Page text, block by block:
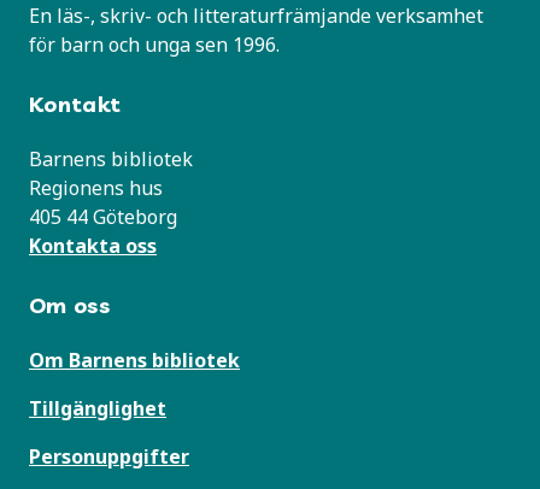
En läs-, skriv- och litteraturfrämjande verksamhet
för barn och unga sen 1996.
Kontakt
Barnens bibliotek
Regionens hus
405 44 Göteborg
Kontakta oss
Om oss
Om Barnens bibliotek
Tillgänglighet
Personuppgifter